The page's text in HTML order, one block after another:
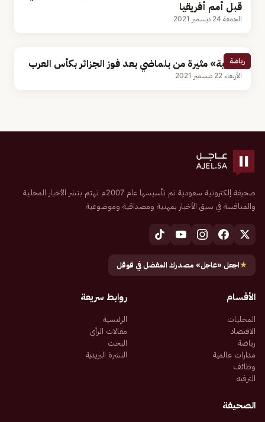
قبل أمم أفريقيا
الجمعة 24 ديسمبر 2021
رياضة
«برقية» مثيرة من بلماضي بعد فوز الجزائر بكأس العرب
الأربعاء 22 ديسمبر 2021
صحيفة إلكترونية سعودية تم تأسيسها عام 2007م تهتم بنشر الأخبار المحلية
والمنافسة في سبق الأخبار بمهنية ومصداقية وموضوعية
★اجعل «عاجل» مصدرك المفضل في قوقل
الأقسام
المحليات
الاقتصاد
رياضة
مدارات عالمية
وظائف
الترفيه
روابط سريعة
الرئيسية
مقالات الرأي
البحث
النشرة البريدية
الصحيفة